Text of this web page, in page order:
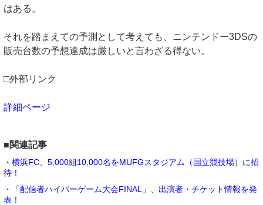
はある。
それを踏まえての予測として考えても、ニンテンドー3DSの
販売台数の予想達成は厳しいと言わざる得ない。
□外部リンク
詳細ページ
■関連記事
・横浜FC、5,000組10,000名をMUFGスタジアム（国立競技場）に招
待！
・「配信者ハイパーゲーム大会FINAL」、出演者・チケット情報を発
表！